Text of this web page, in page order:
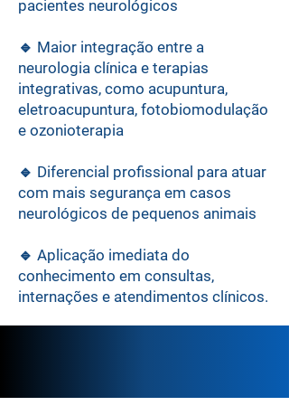
pacientes neurológicos
🔹 Maior integração entre a
neurologia clínica e terapias
integrativas, como acupuntura,
eletroacupuntura, fotobiomodulação
e ozonioterapia
🔹 Diferencial profissional para atuar
com mais segurança em casos
neurológicos de pequenos animais
🔹 Aplicação imediata do
conhecimento em consultas,
internações e atendimentos clínicos.